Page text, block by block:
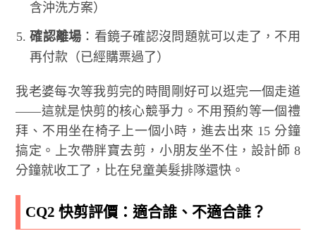
含沖洗方案）
確認離場 ：看鏡子確認沒問題就可以走了，不用
再付款（已經購票過了）
我老婆每次等我剪完的時間剛好可以逛完一個走道
——這就是快剪的核心競爭力。不用預約等一個禮
拜、不用坐在椅子上一個小時，進去出來 15 分鐘
搞定。上次帶胖寶去剪，小朋友坐不住，設計師 8
分鐘就收工了，比在兒童美髮排隊還快。
CQ2 快剪評價：適合誰、不適合誰？